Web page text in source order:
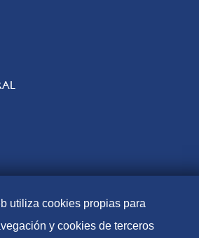
utiliza cookies propias para
y cookies de terceros